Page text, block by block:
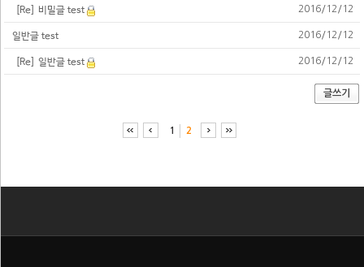
[Re] 비밀글 test 2016/12/12
일반글 test 2016/12/12
[Re] 일반글 test 2016/12/12
글쓰기
1 2